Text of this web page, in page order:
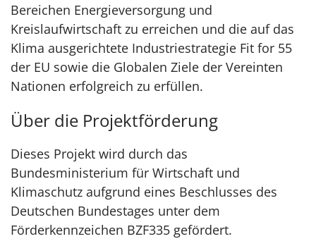
Bereichen Energieversorgung und
Kreislaufwirtschaft zu erreichen und die auf das
Klima ausgerichtete Industriestrategie Fit for 55
der EU sowie die Globalen Ziele der Vereinten
Nationen erfolgreich zu erfüllen.
Über die Projektförderung
Dieses Projekt wird durch das
Bundesministerium für Wirtschaft und
Klimaschutz aufgrund eines Beschlusses des
Deutschen Bundestages unter dem
Förderkennzeichen BZF335 gefördert.